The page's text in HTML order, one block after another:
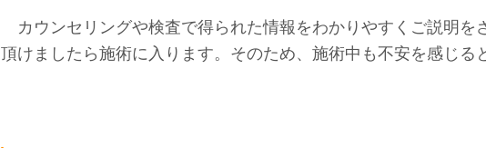
カウンセリングや検査で得られた情報をわかりやすくご説明を
頂けましたら施術に入ります。そのため、施術中も不安を感じる